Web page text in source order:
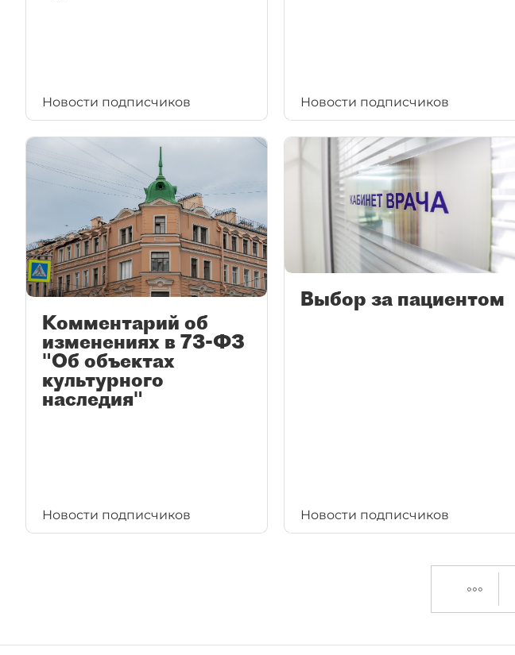
Новости подписчиков Новости подписчиков
Комментарий об
изменениях в 73-ФЗ
"Об объектах
культурного
наследия"
Новости подписчиков
Выбор за пациентом
Новости подписчиков